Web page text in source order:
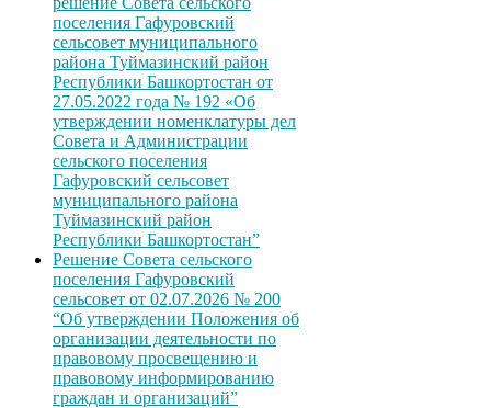
поселения Гафуровский
сельсовет муниципального
района Туймазинский район
Республики Башкортостан от
27.05.2022 года № 192 «Об
утверждении номенклатуры дел
Совета и Администрации
сельского поселения
Гафуровский сельсовет
муниципального района
Туймазинский район
Республики Башкортостан”
Решение Совета сельского
поселения Гафуровский
сельсовет от 02.07.2026 № 200
“Об утверждении Положения об
организации деятельности по
правовому просвещению и
правовому информированию
граждан и организаций”